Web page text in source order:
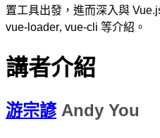
置工具出發，進而深入與
vue-loader, vue-cli 等介紹。
講者介紹
游宗諺 Andy You